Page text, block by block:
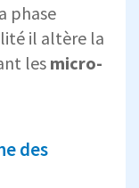
phase
il altère la
lesmicro-
des